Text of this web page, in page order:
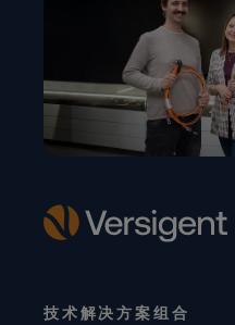
技术解决方案组合